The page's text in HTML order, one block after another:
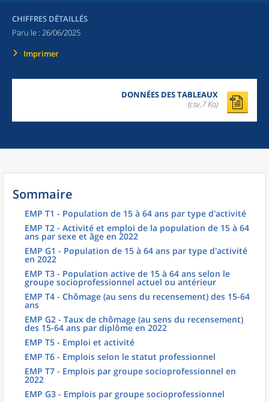
CHIFFRES DÉTAILLÉS
Paru le : 26/06/2025
Imprimer
DONNÉES DES TABLEAUX
(csv,7 Ko)
Sommaire
EMP T1 - Population de 15 à 64 ans par type d'activité
EMP T2 - Activité et emploi de la population de 15 à 64
ans par sexe et âge en 2022
EMP G1 - Population de 15 à 64 ans par type d'activité
en 2022
EMP T3 - Population active de 15 à 64 ans selon le
groupe socioprofessionnel actuel ou antérieur
EMP T4 - Chômage (au sens du recensement) des 15-64
ans
EMP G2 - Taux de chômage (au sens du recensement)
des 15-64 ans par diplôme en 2022
EMP T5 - Emploi et activité
EMP T6 - Emplois selon le statut professionnel
EMP T7 - Emplois par groupe socioprofessionnel en
2022
EMP G3 - Emplois par groupe socioprofessionnel